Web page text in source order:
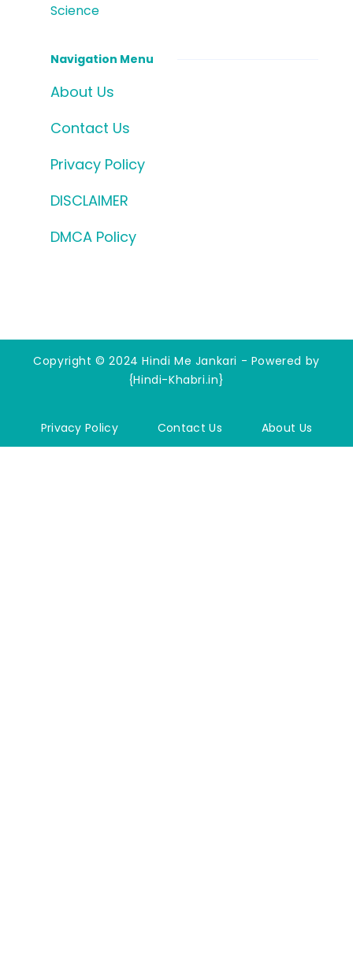
Science
Navigation Menu
About Us
Contact Us
Privacy Policy
DISCLAIMER
DMCA Policy
Copyright © 2024 Hindi Me Jankari - Powered by
{Hindi-Khabri.in}
Privacy Policy Contact Us About Us